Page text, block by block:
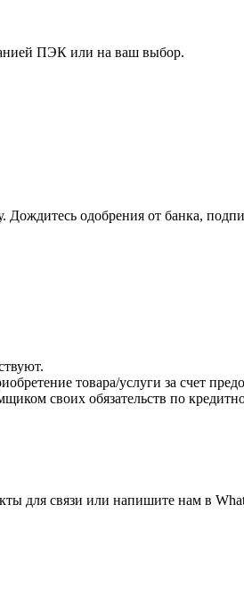
ПЭК или на ваш выбор.
одобрения от банка,
товара/услуги за счет
своих обязательств по
для связи или напишите нам в